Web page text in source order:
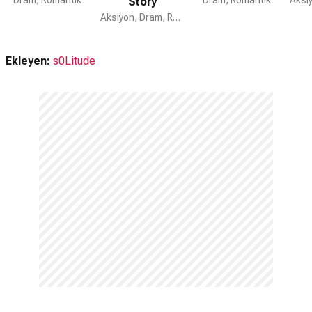
Aksiyon, Dram, Romantik
Ekleyen: s0Litude